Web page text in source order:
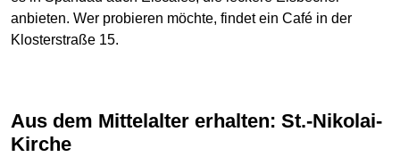
anbieten. Wer probieren möchte, findet ein Café in der
Klosterstraße 15.
Aus dem Mittelalter erhalten: St.-Nikolai-
Kirche